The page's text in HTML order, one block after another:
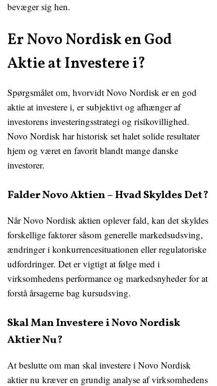
bevæger sig hen.
Er Novo Nordisk en God
Aktie at Investere i?
Spørgsmålet om, hvorvidt Novo Nordisk er en god
aktie at investere i, er subjektivt og afhænger af
investorens investeringsstrategi og risikovillighed.
Novo Nordisk har historisk set halet solide resultater
hjem og været en favorit blandt mange danske
investorer.
Falder Novo Aktien – Hvad Skyldes Det?
Når Novo Nordisk aktien oplever fald, kan det skyldes
forskellige faktorer såsom generelle markedsudsving,
ændringer i konkurrencesituationen eller regulatoriske
udfordringer. Det er vigtigt at følge med i
virksomhedens performance og markedsnyheder for at
forstå årsagerne bag kursudsving.
Skal Man Investere i Novo Nordisk
Aktier Nu?
At beslutte om man skal investere i Novo Nordisk
aktier nu kræver en grundig analyse af virksomhedens